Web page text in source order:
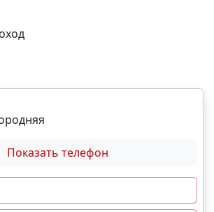
условия покупки:
от застройщика;
,IT- ипотека; Материнский
и мы подберем лучший вариант
Показать телефон